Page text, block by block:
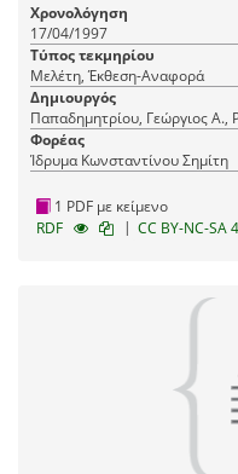
Χρονολόγηση
17/04/1997
Τύπος τεκμηρίου
Μελέτη, Έκθεση-Αναφορά
Δημιουργός
Παπαδημητρίου, Γεώργιος
Φορέας
Ίδρυμα Κωνσταντίνου Σημίτη
1 PDF με κείμενο
RDF
| CC BY-NC-SA